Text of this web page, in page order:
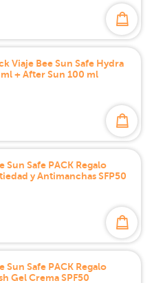
Viaje Bee Sun Safe Hydra
ml + After Sun 100 ml
Sun Safe PACK Regalo
y Antimanchas SFP50
Sun Safe PACK Regalo
Gel Crema SPF50